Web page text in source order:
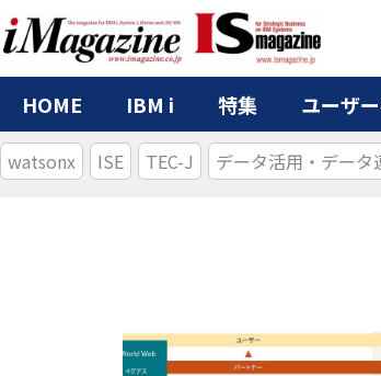
HOME IBM i 特集 ユーザ
watsonx ISE TEC-J データ活用・データ